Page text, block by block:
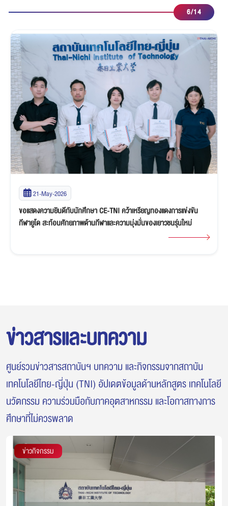
19-May-2026
นักศึกษา EE-TNI โชว์ศักยภาพบนเวที TPA Karakuri Contest 2026
7/14
ข่าวสารและบทความ
ศูนย์รวมข่าวสารสถาบันฯ บทความ และกิจกรรมจากสถาบัน
เทคโนโลยีไทย-ญี่ปุ่น (TNI) อัปเดตข้อมูลด้านหลักสูตร เทคโนโลยี
นวัตกรรม ความร่วมมือกับภาคอุตสาหกรรม และโอกาสทางการ
ศึกษาที่ไม่ควรพลาด
ข่าวกิจกรรม